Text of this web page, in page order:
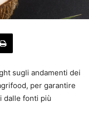
sugli andamenti dei
per garantire
dalle fonti più